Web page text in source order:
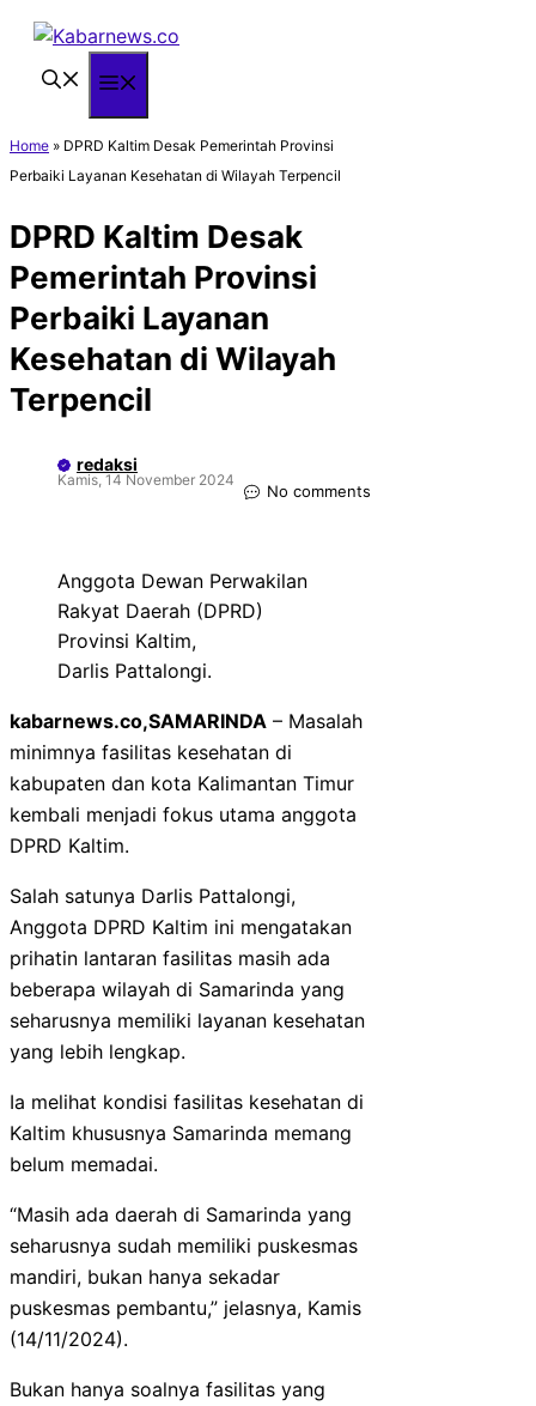
Langsung
Home » DPRD Kaltim Desak Pemerintah Provinsi
Perbaiki Layanan Kesehatan di Wilayah Terpencil
DPRD Kaltim Desak
Pemerintah Provinsi
Perbaiki Layanan
Kesehatan di Wilayah
Terpencil
redaksi
Kamis, 14 November 2024
No comments
Anggota Dewan Perwakilan
Rakyat Daerah (DPRD)
Provinsi Kaltim,
Darlis Pattalongi.
kabarnews.co,SAMARINDA – Masalah
minimnya fasilitas kesehatan di
kabupaten dan kota Kalimantan Timur
kembali menjadi fokus utama anggota
DPRD Kaltim.
Salah satunya Darlis Pattalongi,
Anggota DPRD Kaltim ini mengatakan
prihatin lantaran fasilitas masih ada
beberapa wilayah di Samarinda yang
seharusnya memiliki layanan kesehatan
yang lebih lengkap.
Ia melihat kondisi fasilitas kesehatan di
Kaltim khususnya Samarinda memang
belum memadai.
“Masih ada daerah di Samarinda yang
seharusnya sudah memiliki puskesmas
mandiri, bukan hanya sekadar
puskesmas pembantu,” jelasnya, Kamis
(14/11/2024).
Bukan hanya soalnya fasilitas yang